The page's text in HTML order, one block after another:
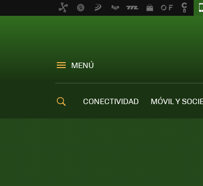
MENÚ
CONECTIVIDAD MÓVIL Y